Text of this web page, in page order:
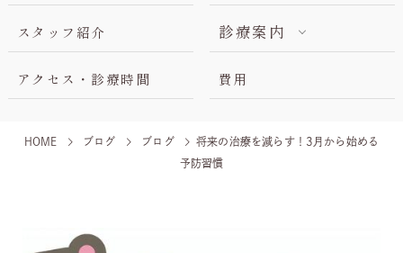
スタッフ紹介 診療案内
アクセス・診療時間 費用
HOME ブログ ブログ
将来の治療を減らす！3月から始める
予防習慣